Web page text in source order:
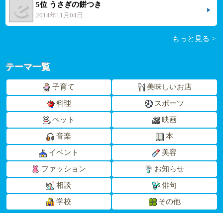
5位 うさぎの餅つき
2014年11月04日
もっと見る >
テーマ一覧
子育て 美味しいお店
料理 スポーツ
ペット 映画
音楽 本
イベント 美容
ファッション お知らせ
相談 俳句
学校 その他